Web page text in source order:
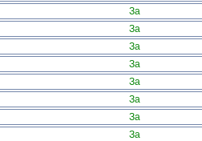
За
За
За
За
За
За
За
За